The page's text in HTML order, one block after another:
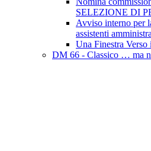
SELEZIONE DI
Avviso interno per
assistenti
Una Finestra
DM 66 - Classico … ma